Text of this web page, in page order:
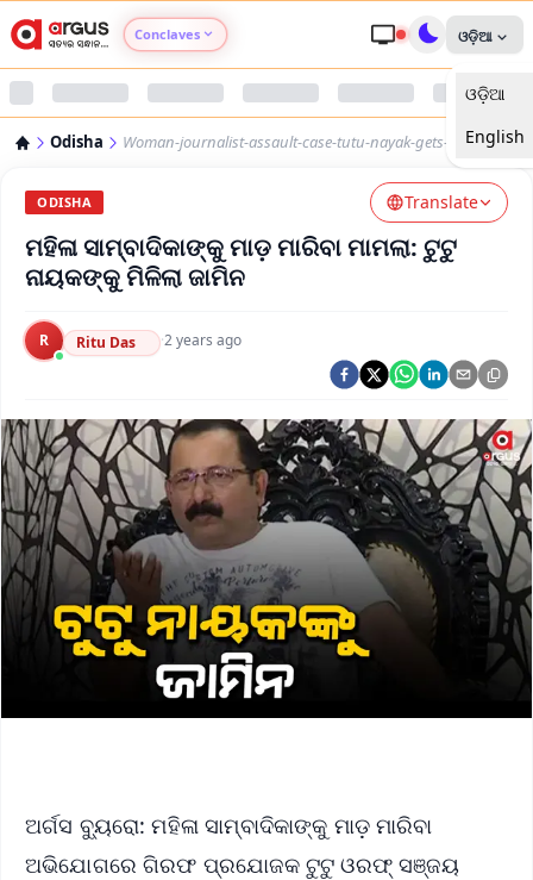
Conclaves
Argus Health Connect
Argus Swaad Odisha
ଓଡ଼ିଆ
ଓଡ଼ିଆ
English
Odisha Woman-journalist-assault-case-tutu-nayak-gets-bail
ODISHA Translate
ମହିଳା ସାମ୍ବାଦିକାଙ୍କୁ ମାଡ଼ ମାରିବା ମାମଲା: ଟୁଟୁ
ନାୟକଙ୍କୁ ମିଳିଲା ଜାମିନ
R Ritu Das ·2 years ago
ଅର୍ଗସ ବ୍ୟୁରୋ: ମହିଳା ସାମ୍ବାଦିକାଙ୍କୁ ମାଡ଼ ମାରିବା
ଅଭିଯୋଗରେ ଗିରଫ ପ୍ରଯୋଜକ ଟୁଟୁ ଓରଫ୍ ସଞ୍ଜୟ